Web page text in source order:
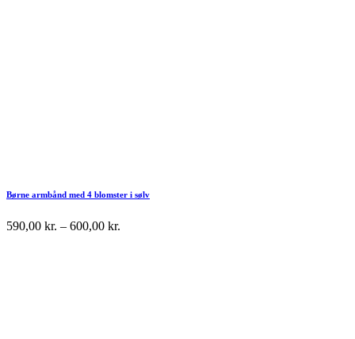
Børne armbånd med 4 blomster i sølv
590,00 kr. – 600,00 kr.